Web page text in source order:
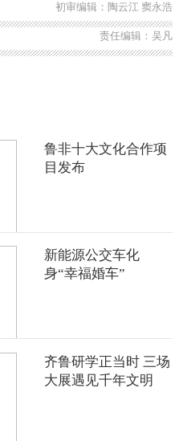
初审编辑：陶云江 窦永浩
责任编辑：吴凡
鲁非十大文化合作项
目发布
新能源公交车化
身“幸福婚车”
齐鲁研学正当时 三场
大展遇见千年文明